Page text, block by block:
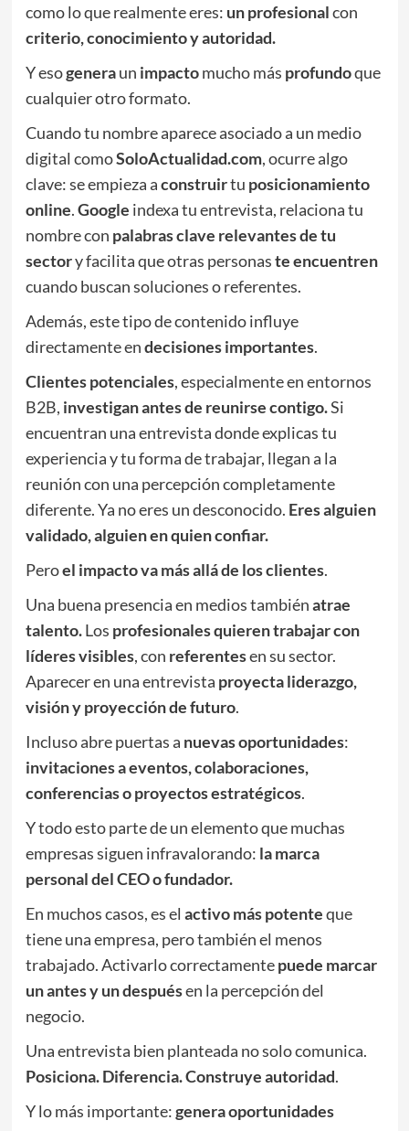
como lo que realmente eres: un profesionalcon
criterio, conocimiento y autoridad.
Y esogeneraun impactomucho más profundoque
cualquier otro formato.
Cuando tu nombre aparece asociado a un medio
digital comoSoloActualidad.com, ocurre algo
clave: se empieza aconstruirtu posicionamiento
online.Google indexa tu entrevista, relaciona tu
nombre con palabras clave relevantes de tu
sectory facilita que otras personaste encuentren
cuando buscan soluciones o referentes.
Además, este tipo de contenido influye
directamente endecisiones importantes.
Clientes potenciales, especialmente en entornos
B2B, investigan antes de reunirse contigo.Si
encuentran una entrevista donde explicas tu
experiencia y tu forma de trabajar, llegan a la
reunión con una percepción completamente
diferente. Ya no eres un desconocido. Eres alguien
validado, alguien en quien confiar.
Peroel impacto va más allá de los clientes.
Una buena presencia en medios tambiénatrae
talento.Los profesionalesquieren trabajar con
líderes visibles, con referentesen su sector.
Aparecer en una entrevista proyecta liderazgo,
visión y proyección de futuro.
Incluso abre puertas a nuevas oportunidades:
invitaciones a eventos, colaboraciones,
conferencias o proyectos estratégicos.
Y todo esto parte de un elemento que muchas
empresas siguen infravalorando: la marca
personal del CEO o fundador.
En muchos casos, es el activo más potenteque
tiene una empresa, pero también el menos
trabajado. Activarlo correctamentepuede marcar
un antes y un despuésen la percepción del
negocio.
Una entrevista bien planteada no solo comunica.
Posiciona. Diferencia. Construye autoridad.
Y lo más importante:genera oportunidades